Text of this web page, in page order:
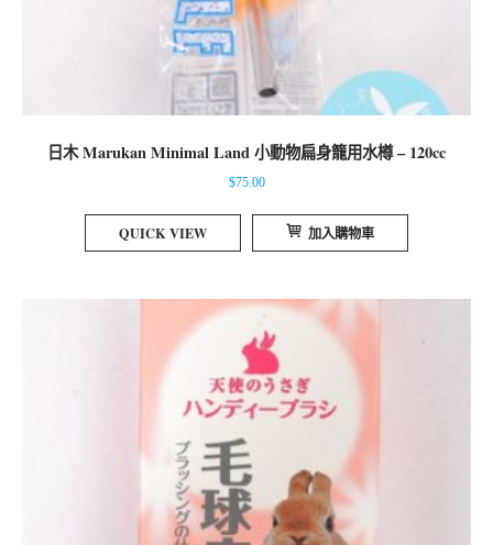
日木 Marukan Minimal Land 小動物扁身籠用水樽 – 120cc
$75.00
QUICK VIEW 加入購物車